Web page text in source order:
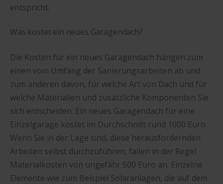
entspricht.
Was kostet ein neues Garagendach?
Die Kosten für ein neues Garagendach hängen zum
einen vom Umfang der Sanierungsarbeiten ab und
zum anderen davon, für welche Art von Dach und für
welche Materialien und zusätzliche Komponenten Sie
sich entscheiden. Ein neues Garagendach für eine
Einzelgarage kostet im Durchschnitt rund 1000 Euro.
Wenn Sie in der Lage sind, diese herausfordernden
Arbeiten selbst durchzuführen, fallen in der Regel
Materialkosten von ungefähr 500 Euro an. Einzelne
Elemente wie zum Beispiel Solaranlagen, die auf dem